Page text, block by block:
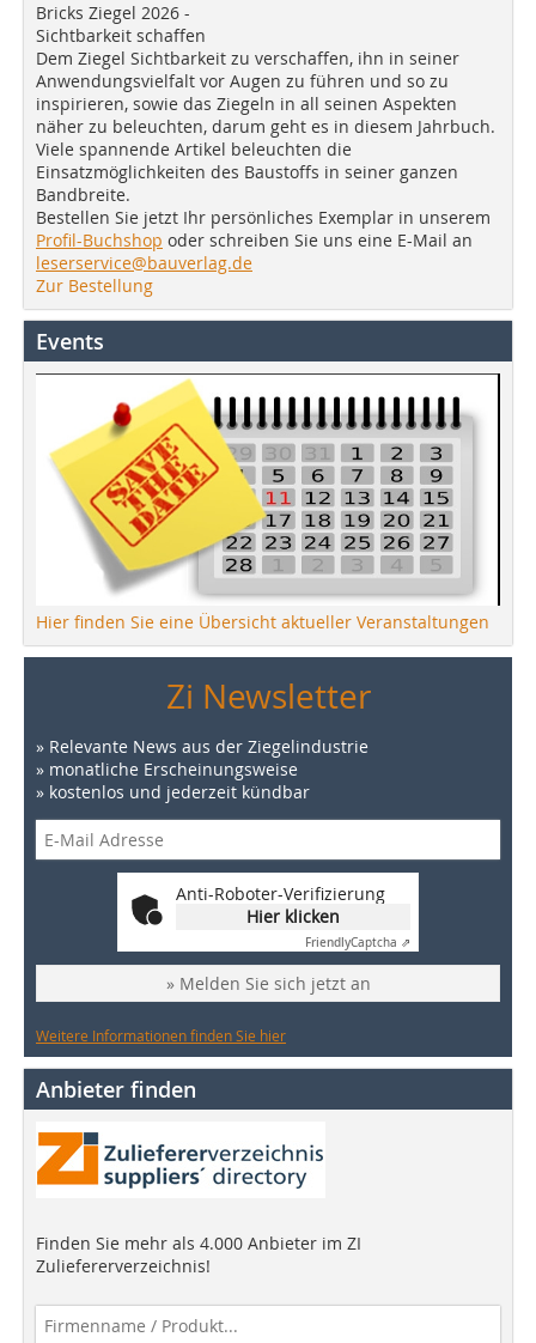
Bricks Ziegel 2026 -
Sichtbarkeit schaffen
Dem Ziegel Sichtbarkeit zu verschaffen, ihn in seiner
Anwendungsvielfalt vor Augen zu führen und so zu
inspirieren, sowie das Ziegeln in all seinen Aspekten
näher zu beleuchten, darum geht es in diesem Jahrbuch.
Viele spannende Artikel beleuchten die
Einsatzmöglichkeiten des Baustoffs in seiner ganzen
Bandbreite.
Bestellen Sie jetzt Ihr persönliches Exemplar in unserem
Profil-Buchshop oder schreiben Sie uns eine E-Mail an
leserservice@bauverlag.de
Zur Bestellung
Events
Hier finden Sie eine Übersicht aktueller Veranstaltungen
Zi Newsletter
» Relevante News aus der Ziegelindustrie
» monatliche Erscheinungsweise
» kostenlos und jederzeit kündbar
Anti-Roboter-Verifizierung
Hier klicken
FriendlyCaptcha ⇗
» Melden Sie sich jetzt an
Weitere Informationen finden Sie hier
Anbieter finden
Finden Sie mehr als 4.000 Anbieter im ZI
Zuliefererverzeichnis!